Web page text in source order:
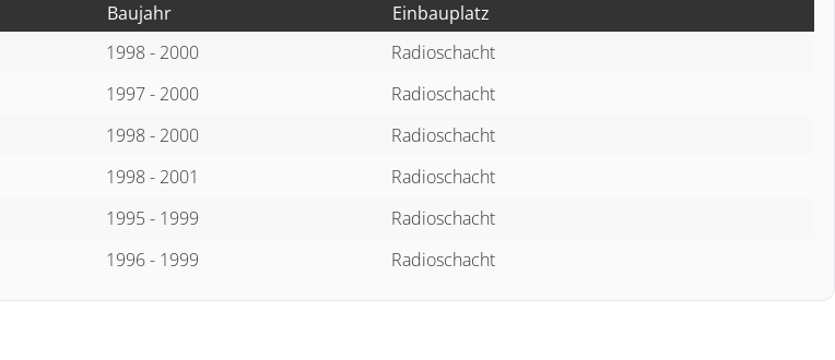
Baujahr
Einbauplatz
1998 - 2000
Radioschacht
1997 - 2000
Radioschacht
1998 - 2000
Radioschacht
1998 - 2001
Radioschacht
1995 - 1999
Radioschacht
1996 - 1999 Radioschacht